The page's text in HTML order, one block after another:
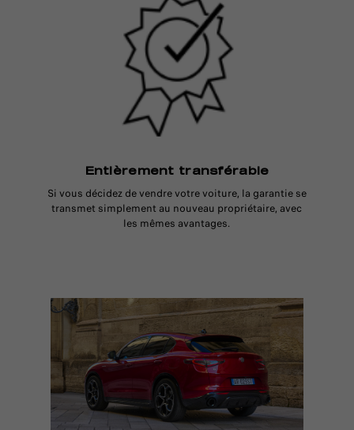
Entièrement transférable
Si vous décidez de vendre votre voiture, la garantie se
transmet simplement au nouveau propriétaire, avec
les mêmes avantages.